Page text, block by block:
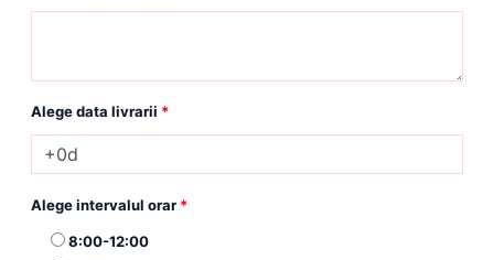
Alege data livrarii *
Alege intervalul orar*
8:00-12:00